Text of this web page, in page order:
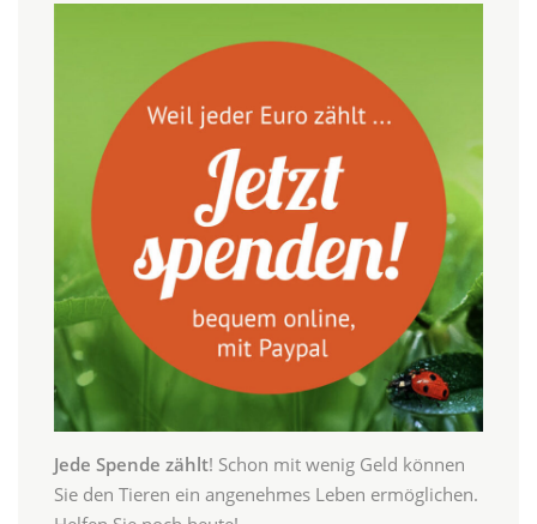
Jede Spende zählt! Schon mit wenig Geld können
Sie den Tieren ein angenehmes Leben ermöglichen.